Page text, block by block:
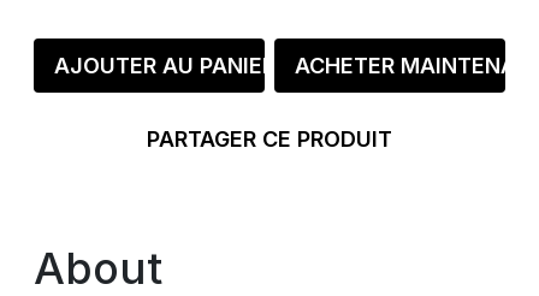
AJOUTER AU PANIER ACHETER
PARTAGER CE PRODUIT
About